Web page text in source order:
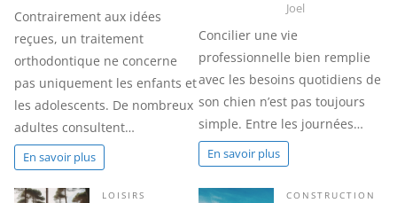
Contrairement aux idées
reçues, un traitement
orthodontique ne concerne
pas uniquement les enfants et
les adolescents. De nombreux
adultes consultent…
En savoir plus
Joel
Concilier une vie
professionnelle bien remplie
avec les besoins quotidiens de
son chien n’est pas toujours
simple. Entre les journées…
En savoir plus
LOISIRS CONSTRUCTION